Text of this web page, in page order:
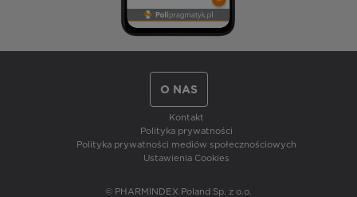
O NAS
Kontakt
Polityka prywatności
Polityka prywatności mediów społecznościowych
Ustawienia Cookies
© PHARMINDEX Poland Sp. z o.o.